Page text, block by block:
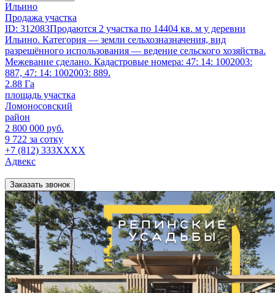
Ильино
Продажа участка
ID: 312083Продаются 2 участка по 14404 кв. м у деревни
Ильино. Категория — земли сельхозназначения, вид
разрешённого использования — ведение сельского хозяйства.
Межевание сделано. Кадастровые номера: 47: 14: 1002003:
887, 47: 14: 1002003: 889.
2.88 Га
площадь участка
Ломоносовский
район
2 800 000 руб.
9 722 за сотку
+7 (812) 333XXXX
Адвекс
Заказать звонок